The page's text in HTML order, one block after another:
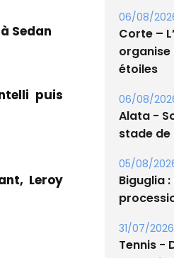
Sedan
puis
Leroy
06/08/
Corte –
organise
étoiles
06/08/
Alata -
stade de
05/08/
Biguglia
31/07/
Tennis -